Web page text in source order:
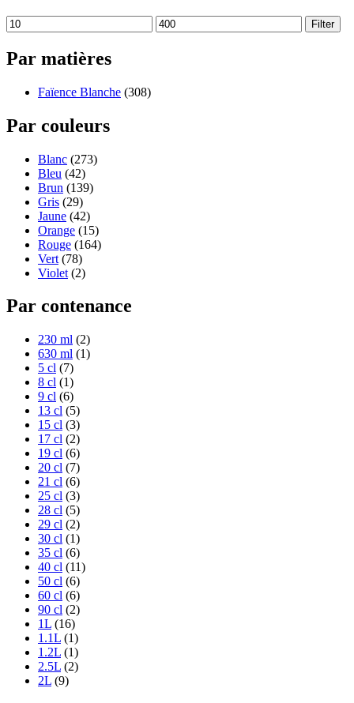
Filter
Par matières
Faïence Blanche (308)
Par couleurs
Blanc (273)
Bleu (42)
Brun (139)
Gris (29)
Jaune (42)
Orange (15)
Rouge (164)
Vert (78)
Violet (2)
Par contenance
230 ml (2)
630 ml (1)
5 cl (7)
8 cl (1)
9 cl (6)
13 cl (5)
15 cl (3)
17 cl (2)
19 cl (6)
20 cl (7)
21 cl (6)
25 cl (3)
28 cl (5)
29 cl (2)
30 cl (1)
35 cl (6)
40 cl (11)
50 cl (6)
60 cl (6)
90 cl (2)
1L (16)
1.1L (1)
1.2L (1)
2.5L (2)
2L (9)